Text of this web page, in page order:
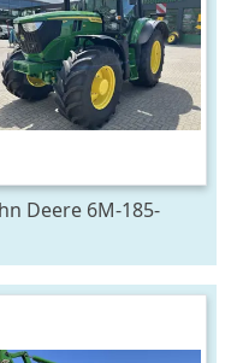
Deere 6M-185-